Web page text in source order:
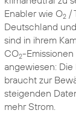
Enabler wie O2/
Deutschland
sind in ihrem
CO2-
angewiesen:
braucht zur
steigenden
mehr Strom.